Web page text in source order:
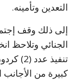
التعدين وتأمينه.
إلى ذلك وقف
الجنائي وتلاحظ
تنفيذ
كبيرة من الأجانب